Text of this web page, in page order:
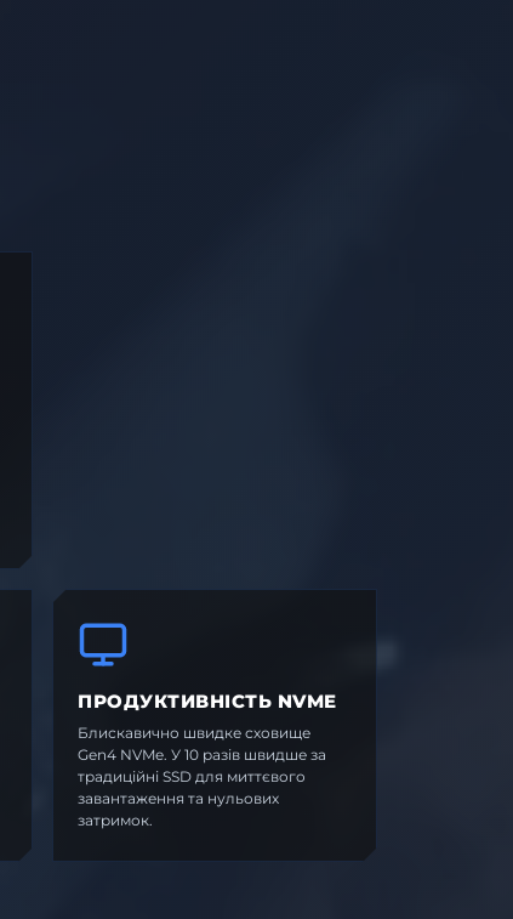
ПРОДУКТИВНІСТЬ NVME
Блискавично швидке сховище
Gen4 NVMe. У 10 разів швидше за
традиційні SSD для миттєвого
завантаження та нульових
затримок.